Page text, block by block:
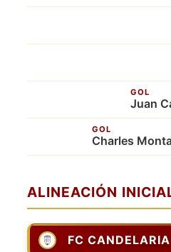
GOL
Juan
GOL
Charles
ALINEACIÓN
FC